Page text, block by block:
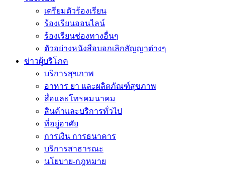
เตรียมตัวร้องเรียน
ร้องเรียนออนไลน์
ร้องเรียนช่องทางอื่นๆ
ตัวอย่างหนังสือบอกเลิกสัญญาต่างๆ
ข่าวผู้บริโภค
บริการสุขภาพ
อาหาร ยา และผลิตภัณฑ์สุขภาพ
สื่อและโทรคมนาคม
สินค้าและบริการทั่วไป
ที่อยู่อาศัย
การเงิน การธนาคาร
บริการสาธารณะ
นโยบาย-กฎหมาย